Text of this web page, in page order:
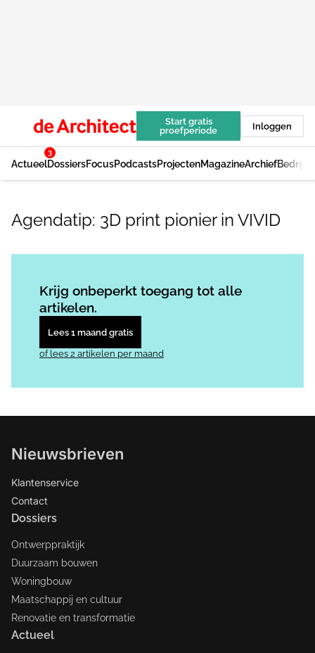
Start gratis
proefperiode
Inloggen
Actueel
3
DossiersFocusPodcastsProjectenMagazineArchief
Agendatip: 3D print pionier in VIVID
Krijg onbeperkt toegang tot alle
artikelen.
Lees 1 maand gratis
of lees 2 artikelen per maand
Nieuwsbrieven
Klantenservice
Contact
Dossiers
Ontwerppraktijk
Duurzaam bouwen
Woningbouw
Maatschappij en cultuur
Renovatie en transformatie
Actueel